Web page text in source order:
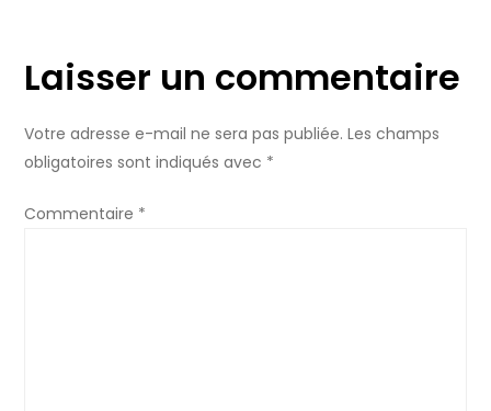
Laisser un commentaire
Votre adresse e-mail ne sera pas publiée. Les champs
obligatoires sont indiqués avec *
Commentaire *